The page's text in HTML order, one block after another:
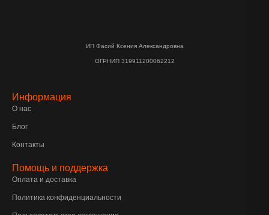
ИП Фасий Ксения Александровна
ОГРНИП 319911200062212
Информация
О нас
Блог
Контакты
Помощь и поддержка
Оплата и доставка
Политика конфиденциальности